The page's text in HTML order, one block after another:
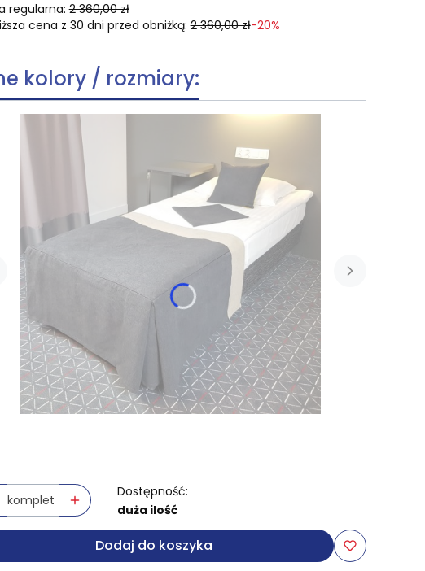
regularna: 2 360,00 zł
cena z 30 dni przed obniżką: 2 360,00 zł-20%
kolory / rozmiary:
komplet
Dostępność:
duża ilość
Dodaj do koszyka